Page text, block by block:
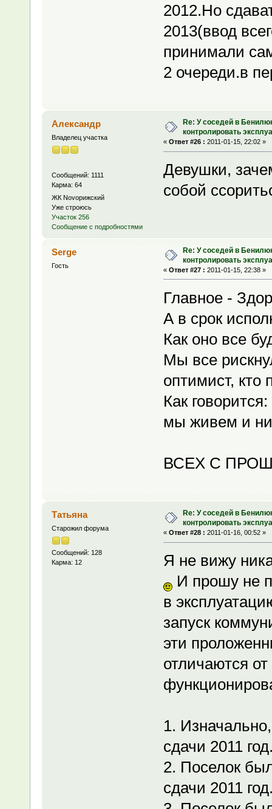
2012.Но
2013(ввод
принимали
2 очереди.в
Александр
Владелец участка
Сообщений: 1111
Карма: 64
ЖК Novoрижский
Уже строюсь
Участок 256
Сообщение с подробностями
Re: У соседей в
контролировать
« Ответ #26 : 2011-01-15, 22:02 »
Девушки,
собой
Serge
Гость
Re: У соседей в
контролировать
« Ответ #27 : 2011-01-15, 22:38 »
Главное -
А в срок
Как оно все
Мы все
оптимист, кто
Как
мы живем и
ВСЕХ С
Татьяна
Старожил форума
Сообщений: 128
Карма: 12
Re: У соседей в
контролировать
« Ответ #28 : 2011-01-16, 00:52 »
Я не вижу
И прошу не
в
запуск
эти
отличаются
1.
сдачи 2011
2. Поселок
сдачи 2011